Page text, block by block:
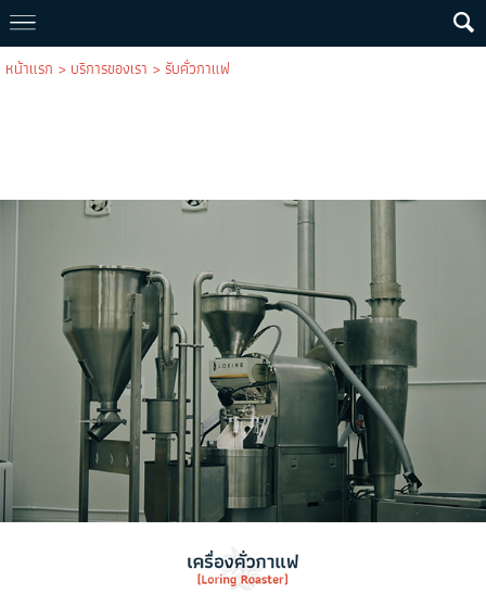
หน้าแรก > บริการของเรา >รับคั่วกาแฟ